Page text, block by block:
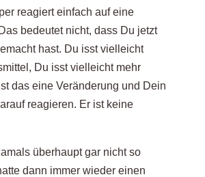
reagiert einfach auf eine
bedeutet nicht, dass Du jetzt
hast. Du isst vielleicht
Du isst vielleicht mehr
das eine Veränderung und Dein
reagieren. Er ist keine
überhaupt gar nicht so
dann immer wieder einen